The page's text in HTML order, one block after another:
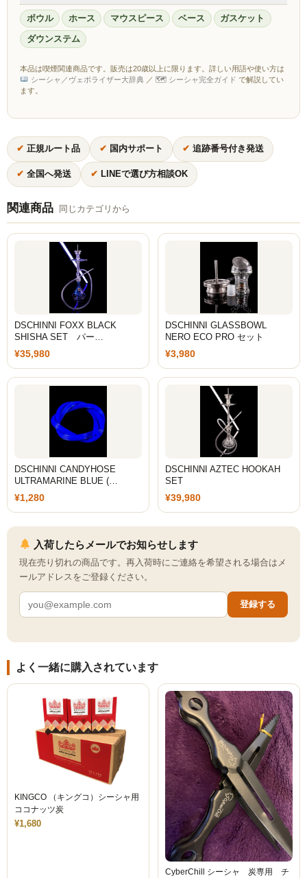
ZOMO
Tangiers
トング
ベース（花瓶）
シーシャ 炭
ホース
LED
ヴェポライザー
DAVINCI
ZEUS
H R
storz-bickel
DOTMOD
Tinymight
Dynavap
Dynavapパーツ
IH
グラインダー
HIGHER LEVEL
MMW
パーツ
シーシャ初心者向けメディア記事
ゆっくり解説
ボウル ホース マウスピース ベース ガスケット
ダウンステム
本品は喫煙関連商品です。販売は20歳以上に限ります。詳しい用語や使い方は
シーシャ／ヴェポライザー大辞典 ／🗺 シーシャ完全ガイド で解説してい
ます。
✔ 正規ルート品 ✔ 国内サポート ✔ 追跡番号付き発送
✔ 全国へ発送 ✔ LINEで選び方相談OK
関連商品 同じカテゴリから
DSCHINNI FOXX BLACK
SHISHA SET パー…
¥35,980
DSCHINNI GLASSBOWL
NERO ECO PRO セット
¥3,980
DSCHINNI CANDYHOSE
ULTRAMARINE BLUE (…
¥1,280
DSCHINNI AZTEC HOOKAH
SET
¥39,980
入荷したらメールでお知らせします
現在売り切れの商品です。再入荷時にご連絡を希望される場合はメ
ールアドレスをご登録ください。
登録する
よく一緒に購入されています
KINGCO （キングコ）シーシャ用
ココナッツ炭
¥1,680
CyberChill シーシャ 炭専用 チ